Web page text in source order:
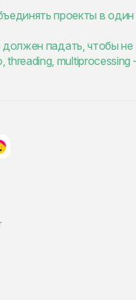
проекты в один
падать, чтобы